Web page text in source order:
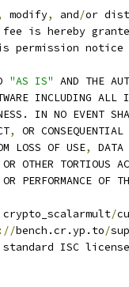
modify, and/or
is hereby
permission notice
"AS IS" AND THE
INCLUDING ALL
IN NO EVENT
,
OR CONSEQUENTIAL
LOSS OF USE,
DATA
OTHER TORTIOUS
PERFORMANCE OF
/
://bench.cr.yp.to/
ISC